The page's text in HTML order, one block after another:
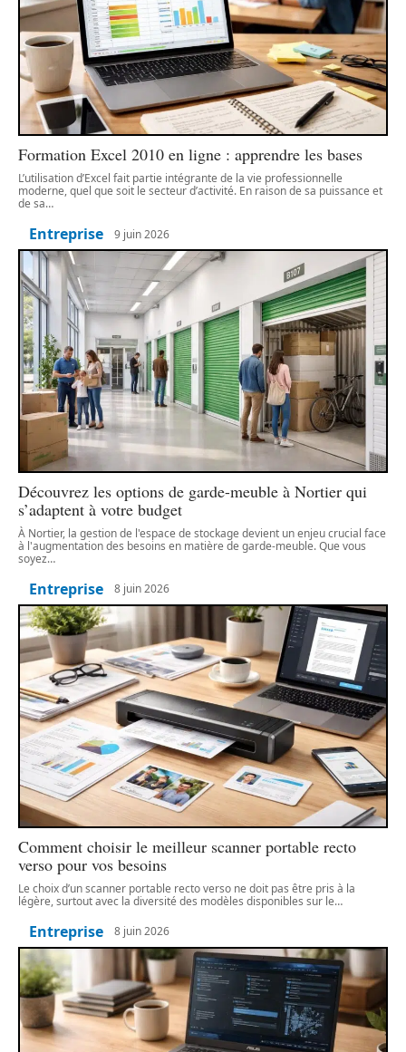
Formation Excel 2010 en ligne : apprendre les bases
L’utilisation d’Excel fait partie intégrante de la vie professionnelle
moderne, quel que soit le secteur d’activité. En raison de sa puissance et
de sa…
Entreprise 9 juin 2026
Découvrez les options de garde-meuble à Nortier qui
s’adaptent à votre budget
À Nortier, la gestion de l'espace de stockage devient un enjeu crucial face
à l'augmentation des besoins en matière de garde-meuble. Que vous
soyez…
Entreprise 8 juin 2026
Comment choisir le meilleur scanner portable recto
verso pour vos besoins
Le choix d’un scanner portable recto verso ne doit pas être pris à la
légère, surtout avec la diversité des modèles disponibles sur le…
Entreprise 8 juin 2026